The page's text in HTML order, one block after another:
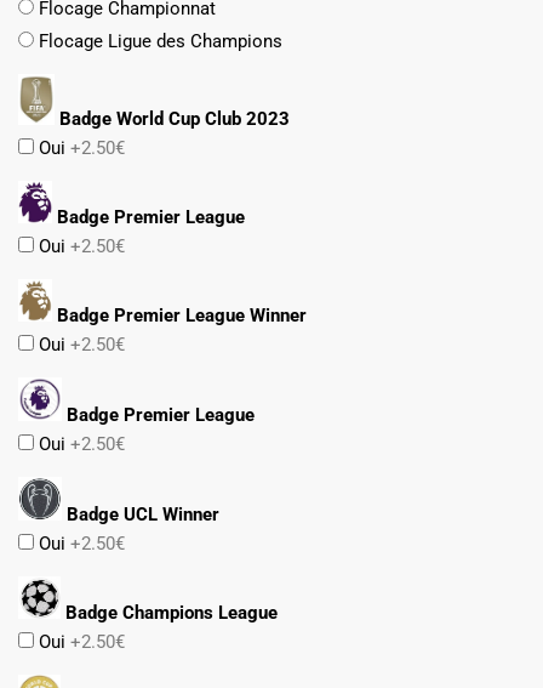
Flocage Championnat
Flocage Ligue des Champions
Badge World Cup Club 2023
Oui +2.50€
Badge Premier League
Oui +2.50€
Badge Premier League Winner
Oui +2.50€
Badge Premier League
Oui +2.50€
Badge UCL Winner
Oui +2.50€
Badge Champions League
Oui +2.50€